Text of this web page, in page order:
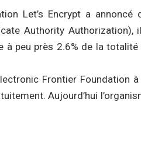
Let’s Encrypt a annoncé
Authority Authorization),
à peu près 2.6% de la
Frontier Foundation à
Aujourd’hui